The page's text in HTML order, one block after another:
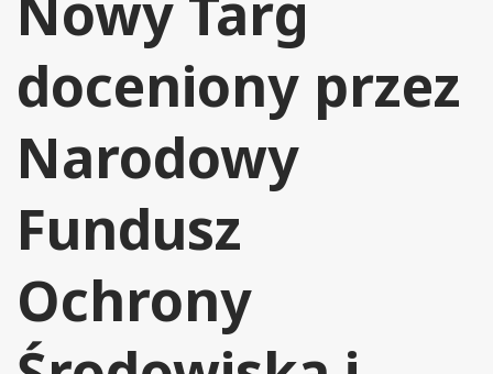
doceniony przez
Narodowy
Fundusz
Ochrony